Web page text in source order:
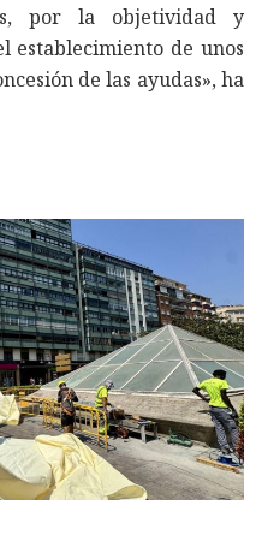
por la objetividad y
establecimiento de unos
de las ayudas», ha